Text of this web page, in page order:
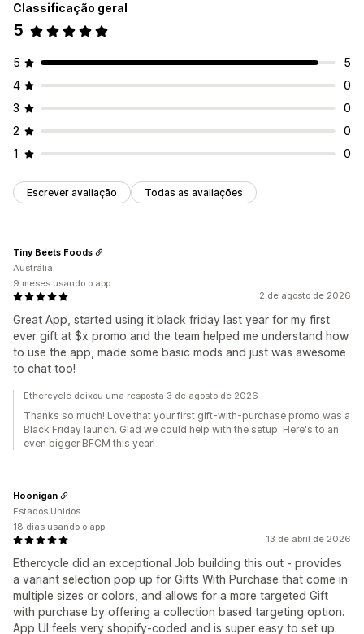
Classificação geral
5
5
5
4
0
3
0
2
0
1
0
Escrever avaliação Todas as avaliações
2 de agosto de 2026
Great App, started using it black friday last year for my first
ever gift at $x promo and the team helped me understand how
to use the app, made some basic mods and just was awesome
to chat too!
Tiny Beets Foods
Austrália
9 meses usando o app
Ethercycle deixou uma resposta 3 de agosto de 2026
Thanks so much! Love that your first gift-with-purchase promo was a
Black Friday launch. Glad we could help with the setup. Here's to an
even bigger BFCM this year!
13 de abril de 2026
Ethercycle did an exceptional Job building this out - provides
a variant selection pop up for Gifts With Purchase that come in
multiple sizes or colors, and allows for a more targeted Gift
with purchase by offering a collection based targeting option.
App UI feels very shopify-coded and is super easy to set up.
Hoonigan
Estados Unidos
18 dias usando o app